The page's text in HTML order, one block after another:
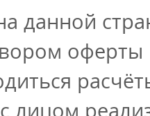
данной
лицом